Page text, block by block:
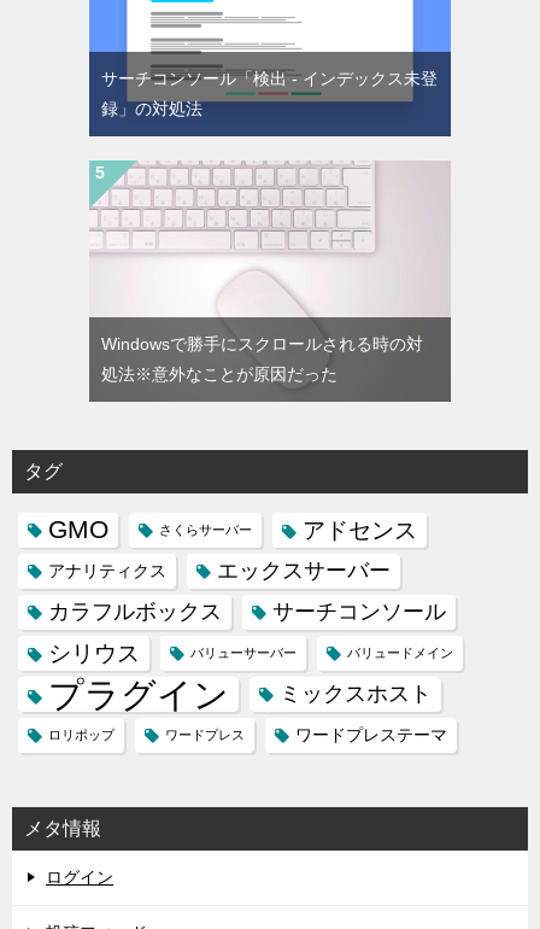
サーチコンソール「検出 - インデックス未登
録」の対処法
Windowsで勝手にスクロールされる時の対
処法※意外なことが原因だった
タグ
GMO さくらサーバー アドセンス
アナリティクス
エックスサーバー
カラフルボックス
サーチコンソール
シリウス バリューサーバー バリュードメイン
プラグイン ミックスホスト
ロリポップ ワードプレス ワードプレステーマ
メタ情報
ログイン